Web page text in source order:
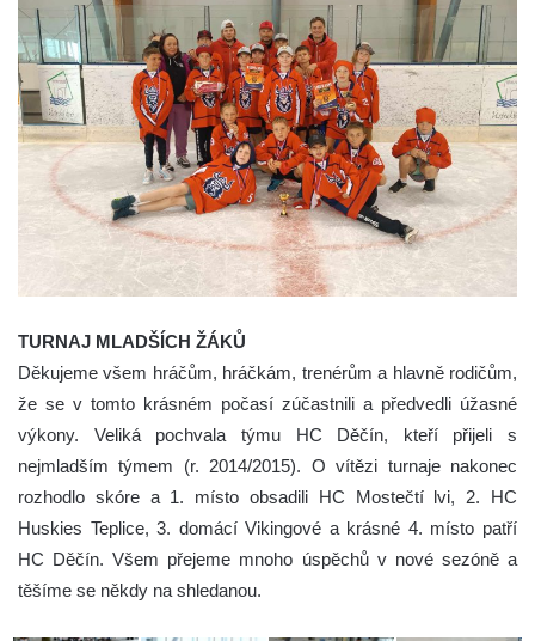
TURNAJ MLADŠÍCH ŽÁKŮ
Děkujeme všem hráčům, hráčkám, trenérům a hlavně rodičům,
že se v tomto krásném počasí zúčastnili a předvedli úžasné
výkony. Veliká pochvala týmu HC Děčín, kteří přijeli s
nejmladším týmem (r. 2014/2015). O vítězi turnaje nakonec
rozhodlo skóre a 1. místo obsadili HC Mostečtí lvi, 2. HC
Huskies Teplice, 3. domácí Vikingové a krásné 4. místo patří
HC Děčín. Všem přejeme mnoho úspěchů v nové sezóně a
těšíme se někdy na shledanou.